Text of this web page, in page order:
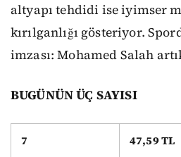
altyapı tehdidi ise iyimser
kırılganlığı gösteriyor.
imzası: Mohamed Salah
BUGÜNÜN ÜÇ SAYISI
7 47,59 TL